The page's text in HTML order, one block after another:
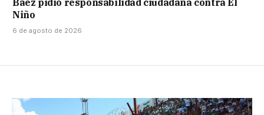
Báez pidió responsabilidad ciudadana contra El
Niño
6 de agosto de 2026